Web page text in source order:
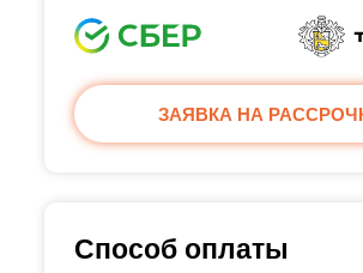
ЗАЯВКА НА
Способ оплаты